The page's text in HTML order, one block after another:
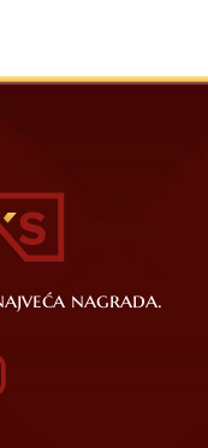
nagrada.